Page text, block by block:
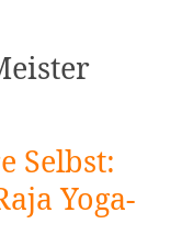
Selbst:
Yoga-